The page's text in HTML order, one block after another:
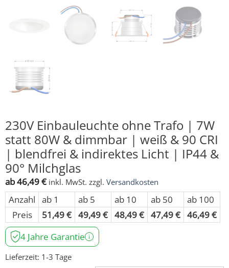
230V Einbauleuchte ohne Trafo | 7W
statt 80W & dimmbar | weiß & 90 CRI
| blendfrei & indirektes Licht | IP44 &
90° Milchglas
ab46,49€ inkl. MwSt. zzgl. Versandkosten
Anzahl ab 1 ab 5 ab 10 ab 50
ab 100
Preis
51,49€ 49,49€ 48,49€ 47,49€ 46,49€
4 Jahre Garantie
Lieferzeit: 1-3 Tage